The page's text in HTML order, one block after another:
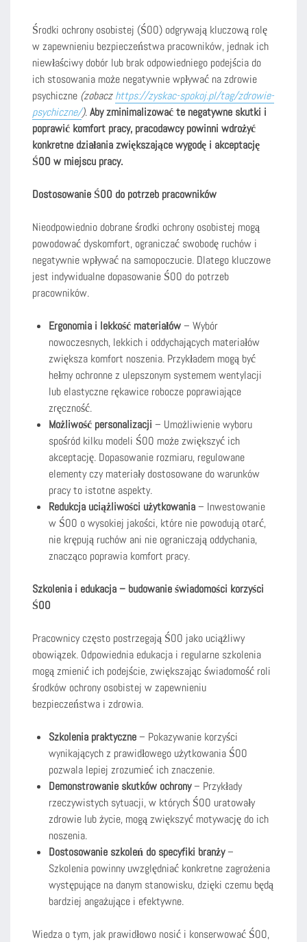
Środki ochrony osobistej (ŚOO) odgrywają kluczową rolę
w zapewnieniu bezpieczeństwa pracowników, jednak ich
niewłaściwy dobór lub brak odpowiedniego podejścia do
ich stosowania może negatywnie wpływać na zdrowie
psychiczne (zobaczhttps://zyskac-spokoj.pl/tag/zdrowie-
psychiczne/).Aby zminimalizować te negatywne skutki i
poprawić komfort pracy, pracodawcy powinni wdrożyć
konkretne działania zwiększające wygodę i akceptację
ŚOO w miejscu pracy.
Dostosowanie ŚOO do potrzeb pracowników
Nieodpowiednio dobrane środki ochrony osobistej mogą
powodować dyskomfort, ograniczać swobodę ruchów i
negatywnie wpływać na samopoczucie. Dlatego kluczowe
jest indywidualne dopasowanie ŚOO do potrzeb
pracowników.
Ergonomia i lekkość materiałów– Wybór
nowoczesnych, lekkich i oddychających materiałów
zwiększa komfort noszenia. Przykładem mogą być
hełmy ochronne z ulepszonym systemem wentylacji
lub elastyczne rękawice robocze poprawiające
zręczność.
Możliwość personalizacji – Umożliwienie wyboru
spośród kilku modeli ŚOO może zwiększyć ich
akceptację. Dopasowanie rozmiaru, regulowane
elementy czy materiały dostosowane do warunków
pracy to istotne aspekty.
Redukcja uciążliwości użytkowania– Inwestowanie
w ŚOO o wysokiej jakości, które nie powodują otarć,
nie krępują ruchów ani nie ograniczają oddychania,
znacząco poprawia komfort pracy.
Szkolenia i edukacja – budowanie świadomości korzyści
ŚOO
Pracownicy często postrzegają ŚOO jako uciążliwy
obowiązek. Odpowiednia edukacja i regularne szkolenia
mogą zmienić ich podejście, zwiększając świadomość roli
środków ochrony osobistej w zapewnieniu
bezpieczeństwa i zdrowia.
Szkolenia praktyczne– Pokazywanie korzyści
wynikających z prawidłowego użytkowania ŚOO
pozwala lepiej zrozumieć ich znaczenie.
Demonstrowanie skutków ochrony– Przykłady
rzeczywistych sytuacji, w których ŚOO uratowały
zdrowie lub życie, mogą zwiększyć motywację do ich
noszenia.
Dostosowanie szkoleń do specyfiki branży–
Szkolenia powinny uwzględniać konkretne zagrożenia
występujące na danym stanowisku, dzięki czemu będą
bardziej angażujące i efektywne.
Wiedza o tym, jak prawidłowo nosić i konserwować ŚOO,